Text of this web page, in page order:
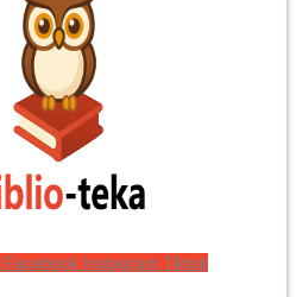
Facebook Instagram Tiktok